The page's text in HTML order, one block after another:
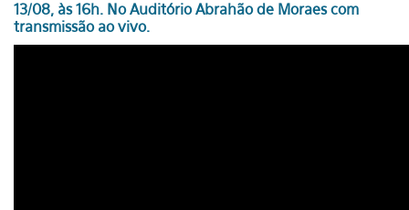
13/08, às 16h. No Auditório Abrahão de Moraes com
transmissão ao vivo.